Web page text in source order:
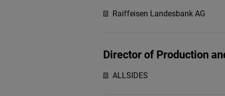
Raiffeisen Landesbank AG
Director of Production
ALLSIDES